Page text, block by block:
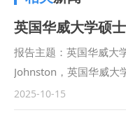
英国华威大学硕
报告主题：英国华威大
Johnston，英国华威大
单位：国际交流与合作
院 报告地点：长安校
2025-10-15